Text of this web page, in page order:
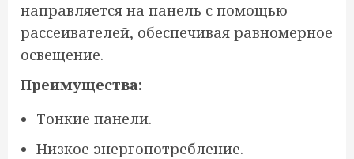
направляется на панель с помощью
рассеивателей, обеспечивая равномерное
освещение.
Преимущества:
Тонкие панели.
Низкое энергопотребление.